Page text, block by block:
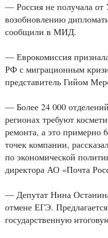
— Россия не получала
возобновлению
сообщили в МИД.
— Еврокомиссия
РФ с миграционным
представитель Гийом
— Более 24 000
регионах требуют
ремонта, а это примерно
точек компании,
по экономической
директора АО «Почта
— Депутат Нина
отмене ЕГЭ.
государственную